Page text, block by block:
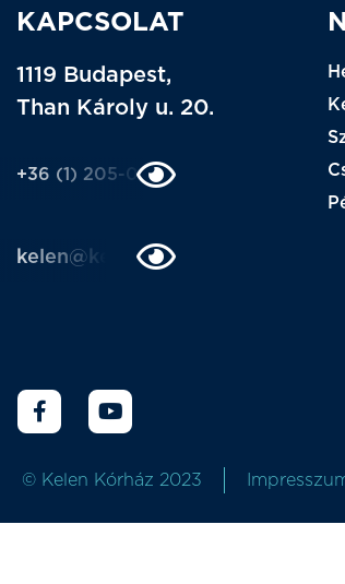
KAPCSOLAT
1119 Budapest,
Than Károly u. 20.
+36 (1) 205-0205
kelen@kelen.hu
© Kelen Kórház 2023